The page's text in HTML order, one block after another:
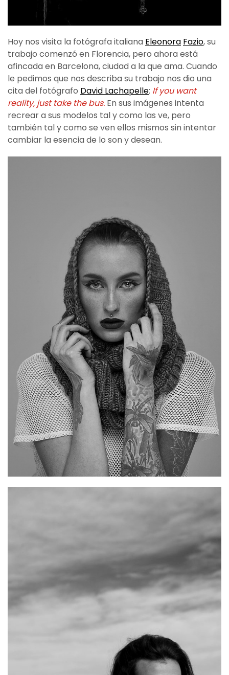
Hoy nos visita la fotógrafa italiana Eleonora Fazio, su
trabajo comenzó en Florencia, pero ahora está
afincada en Barcelona, ciudad a la que ama. Cuando
le pedimos que nos describa su trabajo nos dio una
cita del fotógrafo David Lachapelle: If you want
reality, just take the bus. En sus imágenes intenta
recrear a sus modelos tal y como las ve, pero
también tal y como se ven ellos mismos sin intentar
cambiar la esencia de lo son y desean.